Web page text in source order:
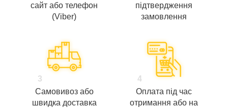
сайт або телефон
(Viber)
підтвердження
замовлення
3
Самовивоз або
швидка доставка
4
Оплата під час
отримання або на